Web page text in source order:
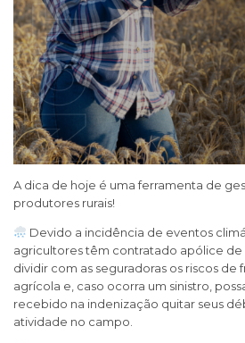
A dica de hoje é uma ferramenta de
produtores rurais!
Devido a incidência de eventos
agricultores têm contratado apólice
dividir com as seguradoras os riscos de
agrícola e, caso ocorra um sinistro,
recebido na indenização quitar seus
atividade no campo.